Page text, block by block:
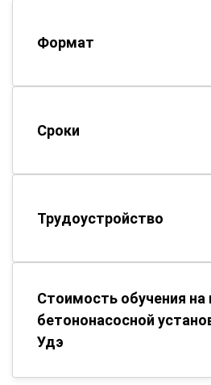
Формат
Сроки
Трудоустройство
Стоимость обучения
бетононасосной
Удэ